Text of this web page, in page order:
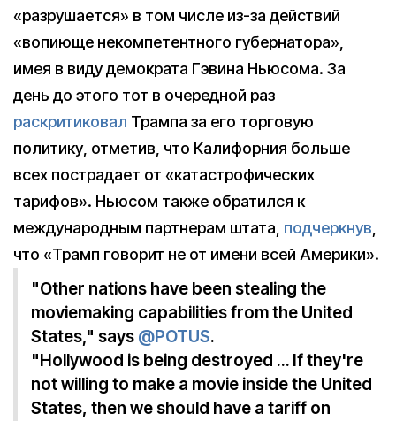
«разрушается» в том числе из-за действий
«вопиюще некомпетентного губернатора»,
имея в виду демократа Гэвина Ньюсома. За
день до этого тот в очередной раз
раскритиковал Трампа за его торговую
политику, отметив, что Калифорния больше
всех пострадает от «катастрофических
тарифов». Ньюсом также обратился к
международным партнерам штата, подчеркнув,
что «Трамп говорит не от имени всей Америки».
"Other nations have been stealing the
moviemaking capabilities from the United
States," says @POTUS.
"Hollywood is being destroyed … If they're
not willing to make a movie inside the United
States, then we should have a tariff on